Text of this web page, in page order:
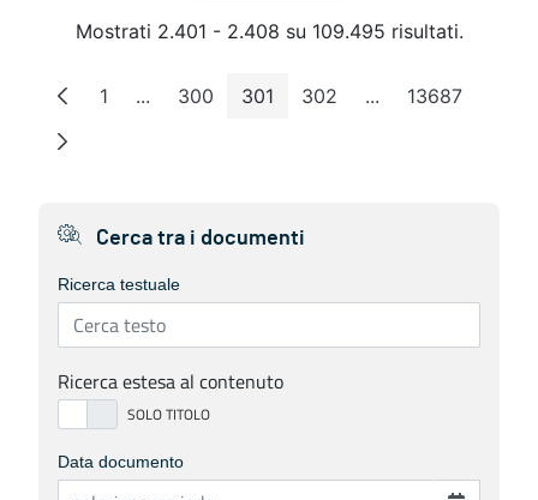
Mostrati 2.401 - 2.408 su 109.495 risultati.
Pagina
1 ...Pagine intermedie
Pagina
300 Pagina
301 Pagina
302 ...Pagine intermedie
Pagina
13687
Cerca tra i documenti
Ricerca testuale
Ricerca estesa al contenuto
Data documento